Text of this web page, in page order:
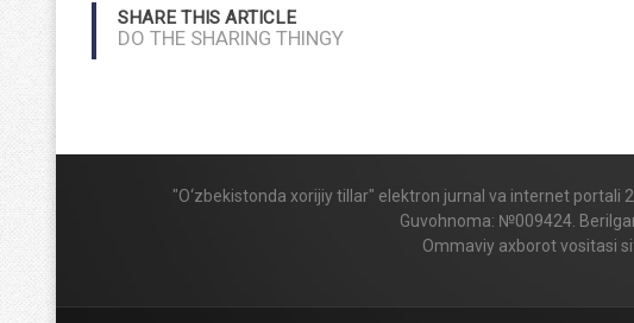
SHARE THIS ARTICLE
DO THE SHARING THINGY
"O‘zbekistonda xorijiy tillar" elektron jurnal va internet
Guvohnoma: №009424.
Ommaviy axborot vositasi